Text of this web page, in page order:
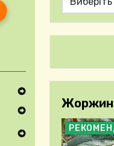
Menu
Menu
Menu